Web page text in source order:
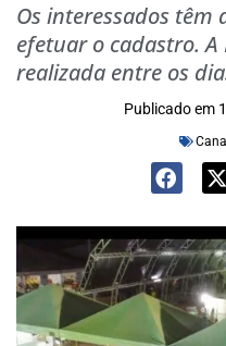
Os interessados têm
efetuar o cadastro. A
realizada entre os
Publicado em